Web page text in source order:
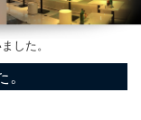
した。